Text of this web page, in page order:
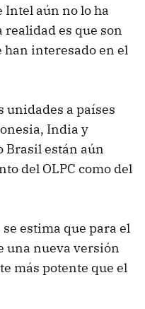
Intel aún no lo ha
realidad es que son
han interesado en el
unidades a países
India y
Brasil están aún
del OLPC como del
se estima que para el
una nueva versión
más potente que el